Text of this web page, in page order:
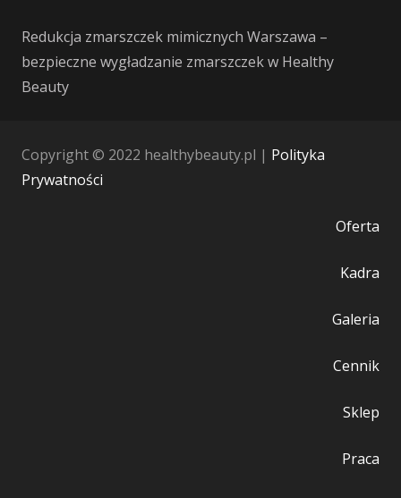
Redukcja zmarszczek mimicznych Warszawa –
bezpieczne wygładzanie zmarszczek w Healthy
Beauty
Copyright © 2022 healthybeauty.pl | Polityka
Prywatności
Oferta
Kadra
Galeria
Cennik
Sklep
Praca